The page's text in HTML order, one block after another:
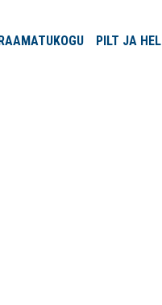
KOGU PILT JA